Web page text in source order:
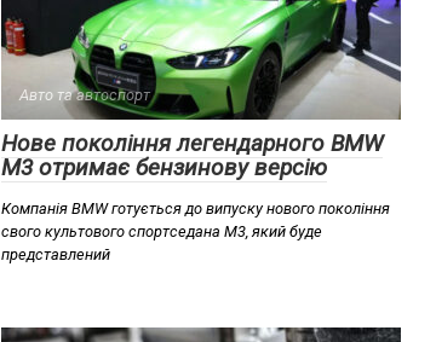
Авто та автоспорт
Нове покоління легендарного BMW
M3 отримає бензинову версію
Компанія BMW готується до випуску нового покоління
свого культового спортседана M3, який буде
представлений